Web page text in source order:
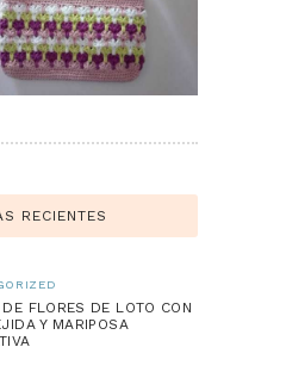
RECIENTES
DE FLORES DE LOTO CON
Y MARIPOSA